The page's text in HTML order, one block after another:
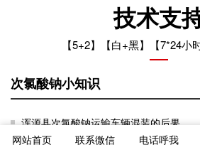
技术支
【5+2】【白+黑】【7*24小
次氯酸钠小知识
浑源县次氯酸钠运输车辆混装的后果
网站首页 联系微信 电话呼我